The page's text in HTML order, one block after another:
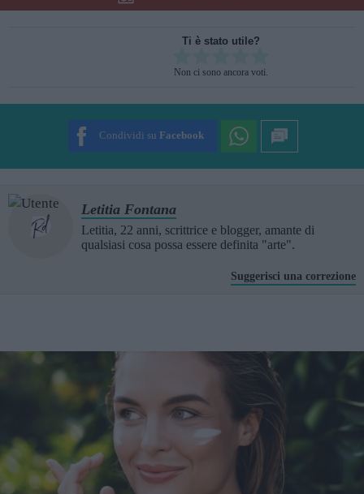
Ti è stato utile?
Non ci sono ancora voti.
Condividi su Facebook
Letitia Fontana
Letitia, 22 anni, scrittrice e blogger, amante di
qualsiasi cosa possa essere definita "arte".
Suggerisci una correzione